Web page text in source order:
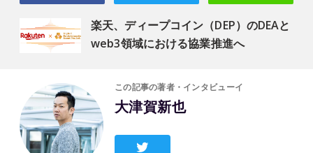
楽天、ディープコイン（DEP）のDEAと
web3領域における協業推進へ
この記事の著者・インタビューイ
大津賀新也